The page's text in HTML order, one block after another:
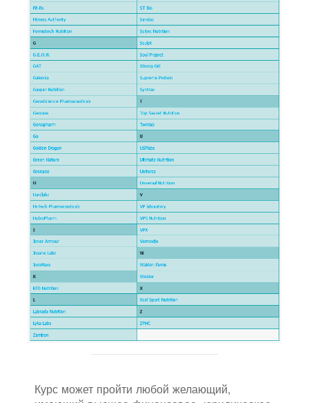
Курс может пройти любой желающий,